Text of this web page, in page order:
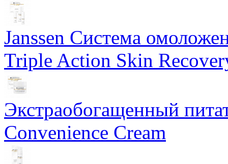
Janssen Система
Triple Action Skin
Экстраобогащенный
Convenience Cream